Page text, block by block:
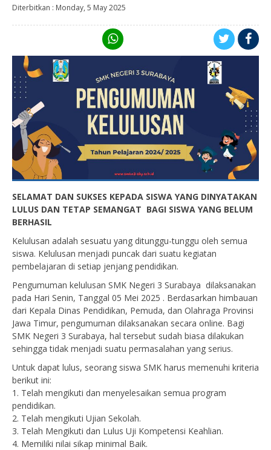
Diterbitkan : Monday, 5 May 2025
SELAMAT DAN SUKSES KEPADA SISWA YANG DINYATAKAN
LULUS DAN TETAP SEMANGAT BAGI SISWA YANG BELUM
BERHASIL
Kelulusan adalah sesuatu yang ditunggu-tunggu oleh semua
siswa. Kelulusan menjadi puncak dari suatu kegiatan
pembelajaran di setiap jenjang pendidikan.
Pengumuman kelulusan SMK Negeri 3 Surabaya dilaksanakan
pada Hari Senin, Tanggal 05 Mei 2025 . Berdasarkan himbauan
dari Kepala Dinas Pendidikan, Pemuda, dan Olahraga Provinsi
Jawa Timur, pengumuman dilaksanakan secara online. Bagi
SMK Negeri 3 Surabaya, hal tersebut sudah biasa dilakukan
sehingga tidak menjadi suatu permasalahan yang serius.
Untuk dapat lulus, seorang siswa SMK harus memenuhi kriteria
berikut ini:
1. Telah mengikuti dan menyelesaikan semua program
pendidikan.
2. Telah mengikuti Ujian Sekolah.
3. Telah Mengikuti dan Lulus Uji Kompetensi Keahlian.
4. Memiliki nilai sikap minimal Baik.